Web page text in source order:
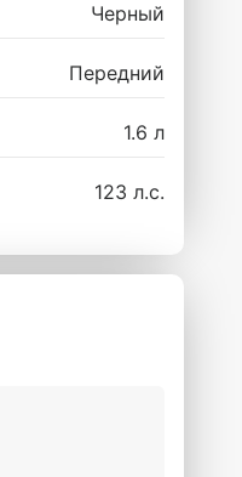
Черный
Передний
1.6 л
123 л.с.